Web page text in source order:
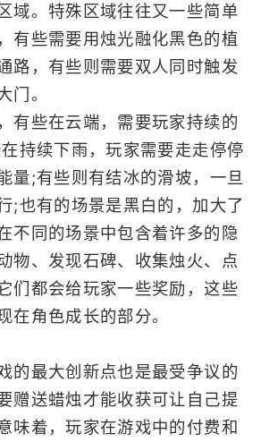
域。特殊区域往往又一些简单
有些需要用烛光融化黑色的植
路，有些则需要双人同时触发
门。
有些在云端，需要玩家持续的
持续下雨，玩家需要走走停停
量;有些则有结冰的滑坡，一旦
;也有的场景是黑白的，加大了
不同的场景中包含着许多的隐
物、发现石碑、收集烛火、点
们都会给玩家一些奖励，这些
在角色成长的部分。
的最大创新点也是最受争议的
赠送蜡烛才能收获可让自己提
味着，玩家在游戏中的付费和